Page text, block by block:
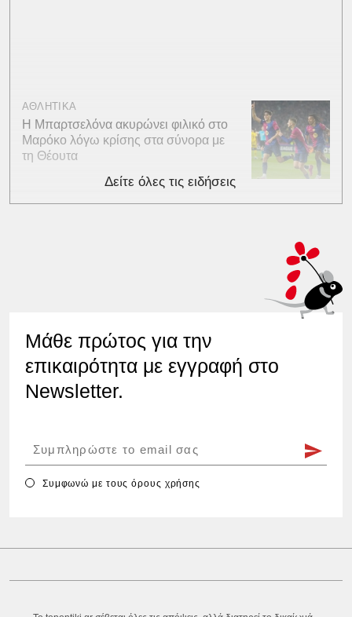
ΑΘΛΗΤΙΚΑ
Η Μπαρτσελόνα ακυρώνει φιλικό στο
Μαρόκο λόγω κρίσης στα σύνορα με
τη Θέουτα
Δείτε όλες τις ειδήσεις
Μάθε πρώτος για την
επικαιρότητα με εγγραφή στο
Newsletter.
Συμφωνώ με τουςόρους χρήσης